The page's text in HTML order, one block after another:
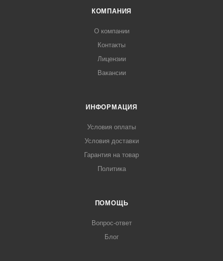
КОМПАНИЯ
О компании
Контакты
Лицензии
Вакансии
ИНФОРМАЦИЯ
Условия оплаты
Условия доставки
Гарантия на товар
Политика
ПОМОЩЬ
Вопрос-ответ
Блог